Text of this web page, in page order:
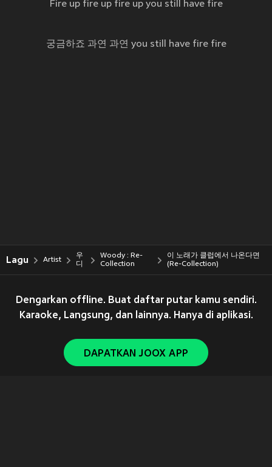
Fire up fire up fire up you still have fire
궁금하죠 과연 과연 you still have fire fire
Lagu Artist
우
디
Woody : Re-
Collection
이 노래가 클럽에서 나온다면
(Re-Collection)
Dengarkan offline. Buat daftar putar kamu sendiri.
Karaoke, Langsung, dan lainnya. Hanya di aplikasi.
DAPATKAN JOOX APP